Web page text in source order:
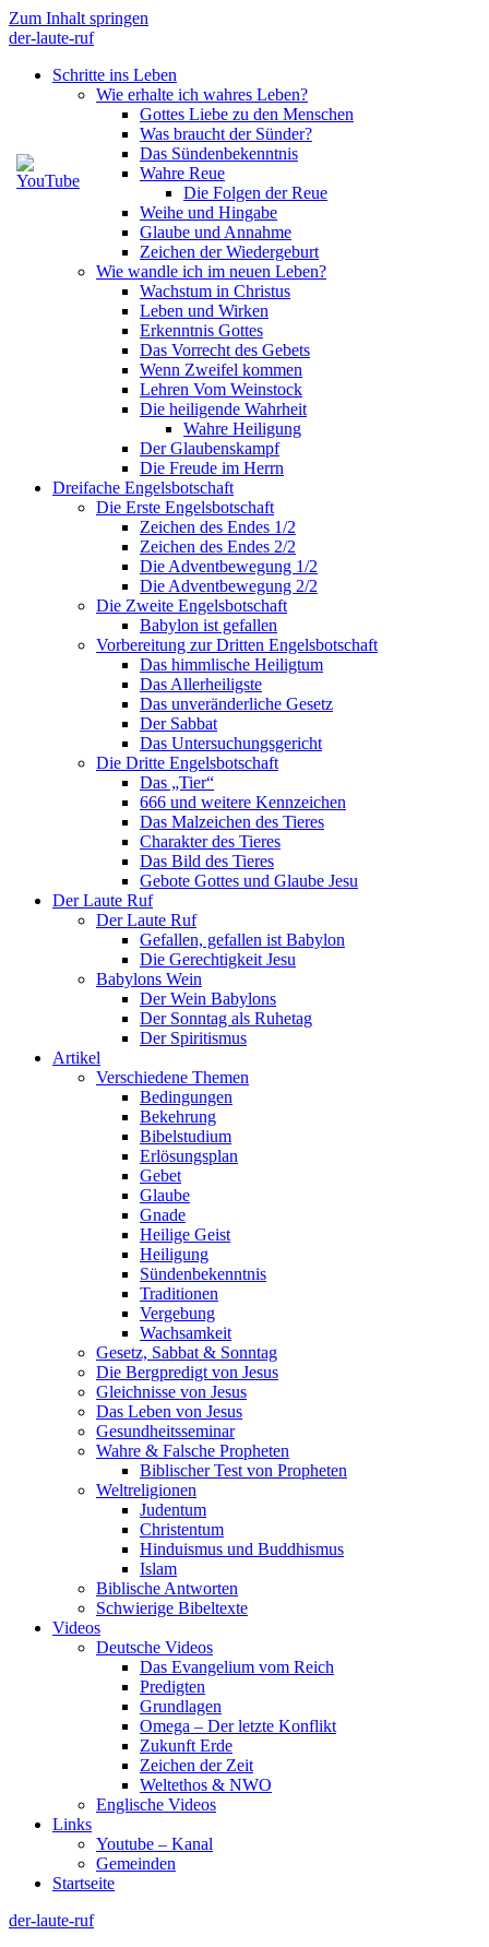
Zum Inhalt springen
der-laute-ruf
Schritte ins Leben
Wie erhalte ich wahres Leben?
Gottes Liebe zu den Menschen
Was braucht der Sünder?
Das Sündenbekenntnis
Wahre Reue
Die Folgen der Reue
Weihe und Hingabe
Glaube und Annahme
Zeichen der Wiedergeburt
Wie wandle ich im neuen Leben?
Wachstum in Christus
Leben und Wirken
Erkenntnis Gottes
Das Vorrecht des Gebets
Wenn Zweifel kommen
Lehren Vom Weinstock
Die heiligende Wahrheit
Wahre Heiligung
Der Glaubenskampf
Die Freude im Herrn
Dreifache Engelsbotschaft
Die Erste Engelsbotschaft
Zeichen des Endes 1/2
Zeichen des Endes 2/2
Die Adventbewegung 1/2
Die Adventbewegung 2/2
Die Zweite Engelsbotschaft
Babylon ist gefallen
Vorbereitung zur Dritten Engelsbotschaft
Das himmlische Heiligtum
Das Allerheiligste
Das unveränderliche Gesetz
Der Sabbat
Das Untersuchungsgericht
Die Dritte Engelsbotschaft
Das „Tier“
666 und weitere Kennzeichen
Das Malzeichen des Tieres
Charakter des Tieres
Das Bild des Tieres
Gebote Gottes und Glaube Jesu
Der Laute Ruf
Der Laute Ruf
Gefallen, gefallen ist Babylon
Die Gerechtigkeit Jesu
Babylons Wein
Der Wein Babylons
Der Sonntag als Ruhetag
Der Spiritismus
Artikel
Verschiedene Themen
Bedingungen
Bekehrung
Bibelstudium
Erlösungsplan
Gebet
Glaube
Gnade
Heilige Geist
Heiligung
Sündenbekenntnis
Traditionen
Vergebung
Wachsamkeit
Gesetz, Sabbat & Sonntag
Die Bergpredigt von Jesus
Gleichnisse von Jesus
Das Leben von Jesus
Gesundheitsseminar
Wahre & Falsche Propheten
Biblischer Test von Propheten
Weltreligionen
Judentum
Christentum
Hinduismus und Buddhismus
Islam
Biblische Antworten
Schwierige Bibeltexte
Videos
Deutsche Videos
Das Evangelium vom Reich
Predigten
Grundlagen
Omega – Der letzte Konflikt
Zukunft Erde
Zeichen der Zeit
Weltethos & NWO
Englische Videos
Links
Youtube – Kanal
Gemeinden
Startseite
der-laute-ruf